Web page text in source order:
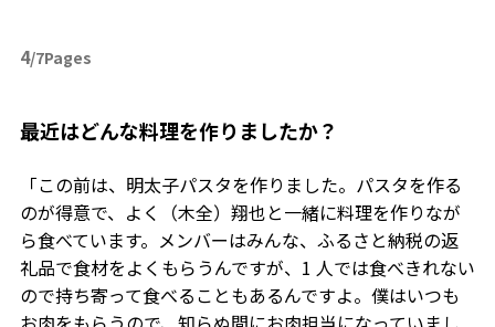
4/7Pages
――最近はどんな料理を作りましたか？
「この前は、明太子パスタを作りました。パスタを作る
のが得意で、よく（木全）翔也と一緒に料理を作りなが
ら食べています。メンバーはみんな、ふるさと納税の返
礼品で食材をよくもらうんですが、1 人では食べきれない
ので持ち寄って食べることもあるんですよ。僕はいつも